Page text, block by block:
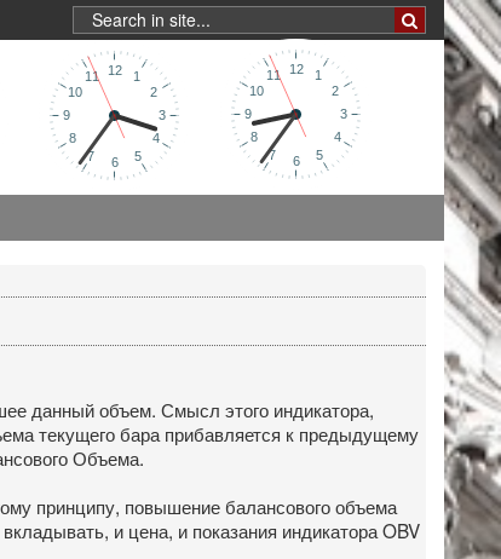
данный объем. Смысл этого индикатора,
текущего бара прибавляется к предыдущему
Объема.
принципу, повышение балансового объема
и цена, и показания индикатора OBV